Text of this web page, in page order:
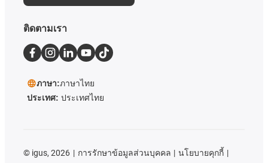
ติดตามเรา
ภาษา:ภาษาไทย
ประเทศ: ประเทศไทย
© igus, 2026 การรักษาข้อมูลส่วนบุคคล
นโยบายคุกกี้